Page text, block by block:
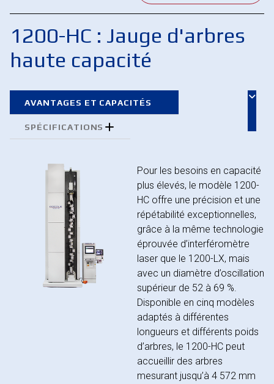
1200-HC : Jauge d'arbres
haute capacité
AVANTAGES ET CAPACITÉS
SPÉCIFICATIONS
Pour les besoins en capacité
plus élevés, le modèle 1200-
HC offre une précision et une
répétabilité exceptionnelles,
grâce à la même technologie
éprouvée d’interféromètre
laser que le 1200-LX, mais
avec un diamètre d’oscillation
supérieur de 52 à 69 %.
Disponible en cinq modèles
adaptés à différentes
longueurs et différents poids
d’arbres, le 1200-HC peut
accueillir des arbres
mesurant jusqu’à 4 572 mm